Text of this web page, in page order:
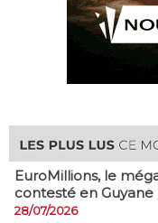
EuroMillions, ​le
contesté en Guyane
28/07/2026